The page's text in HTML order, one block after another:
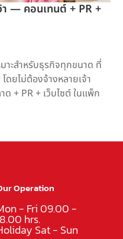
า — คอนเทนต์ + PR +
าะสำหรับธุรกิจทุกขนาด ที่
ดยไม่ต้องจ้างหลายเจ้า
ด + PR + เว็บไซต์ ในแพ็ก
Operation
- Fri 09.00 -
hrs.
Sat - Sun